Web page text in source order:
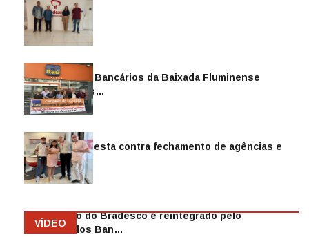
Sindicato dos Bancários da Baixada Fluminense
reintegra mais…
Jul 14, 2026
Sindicato protesta contra fechamento de agências e
as demiss…
Mai 13, 2026
Funcionário do Bradesco é reintegrado pelo
Sindicato dos Ban…
VÍDEO